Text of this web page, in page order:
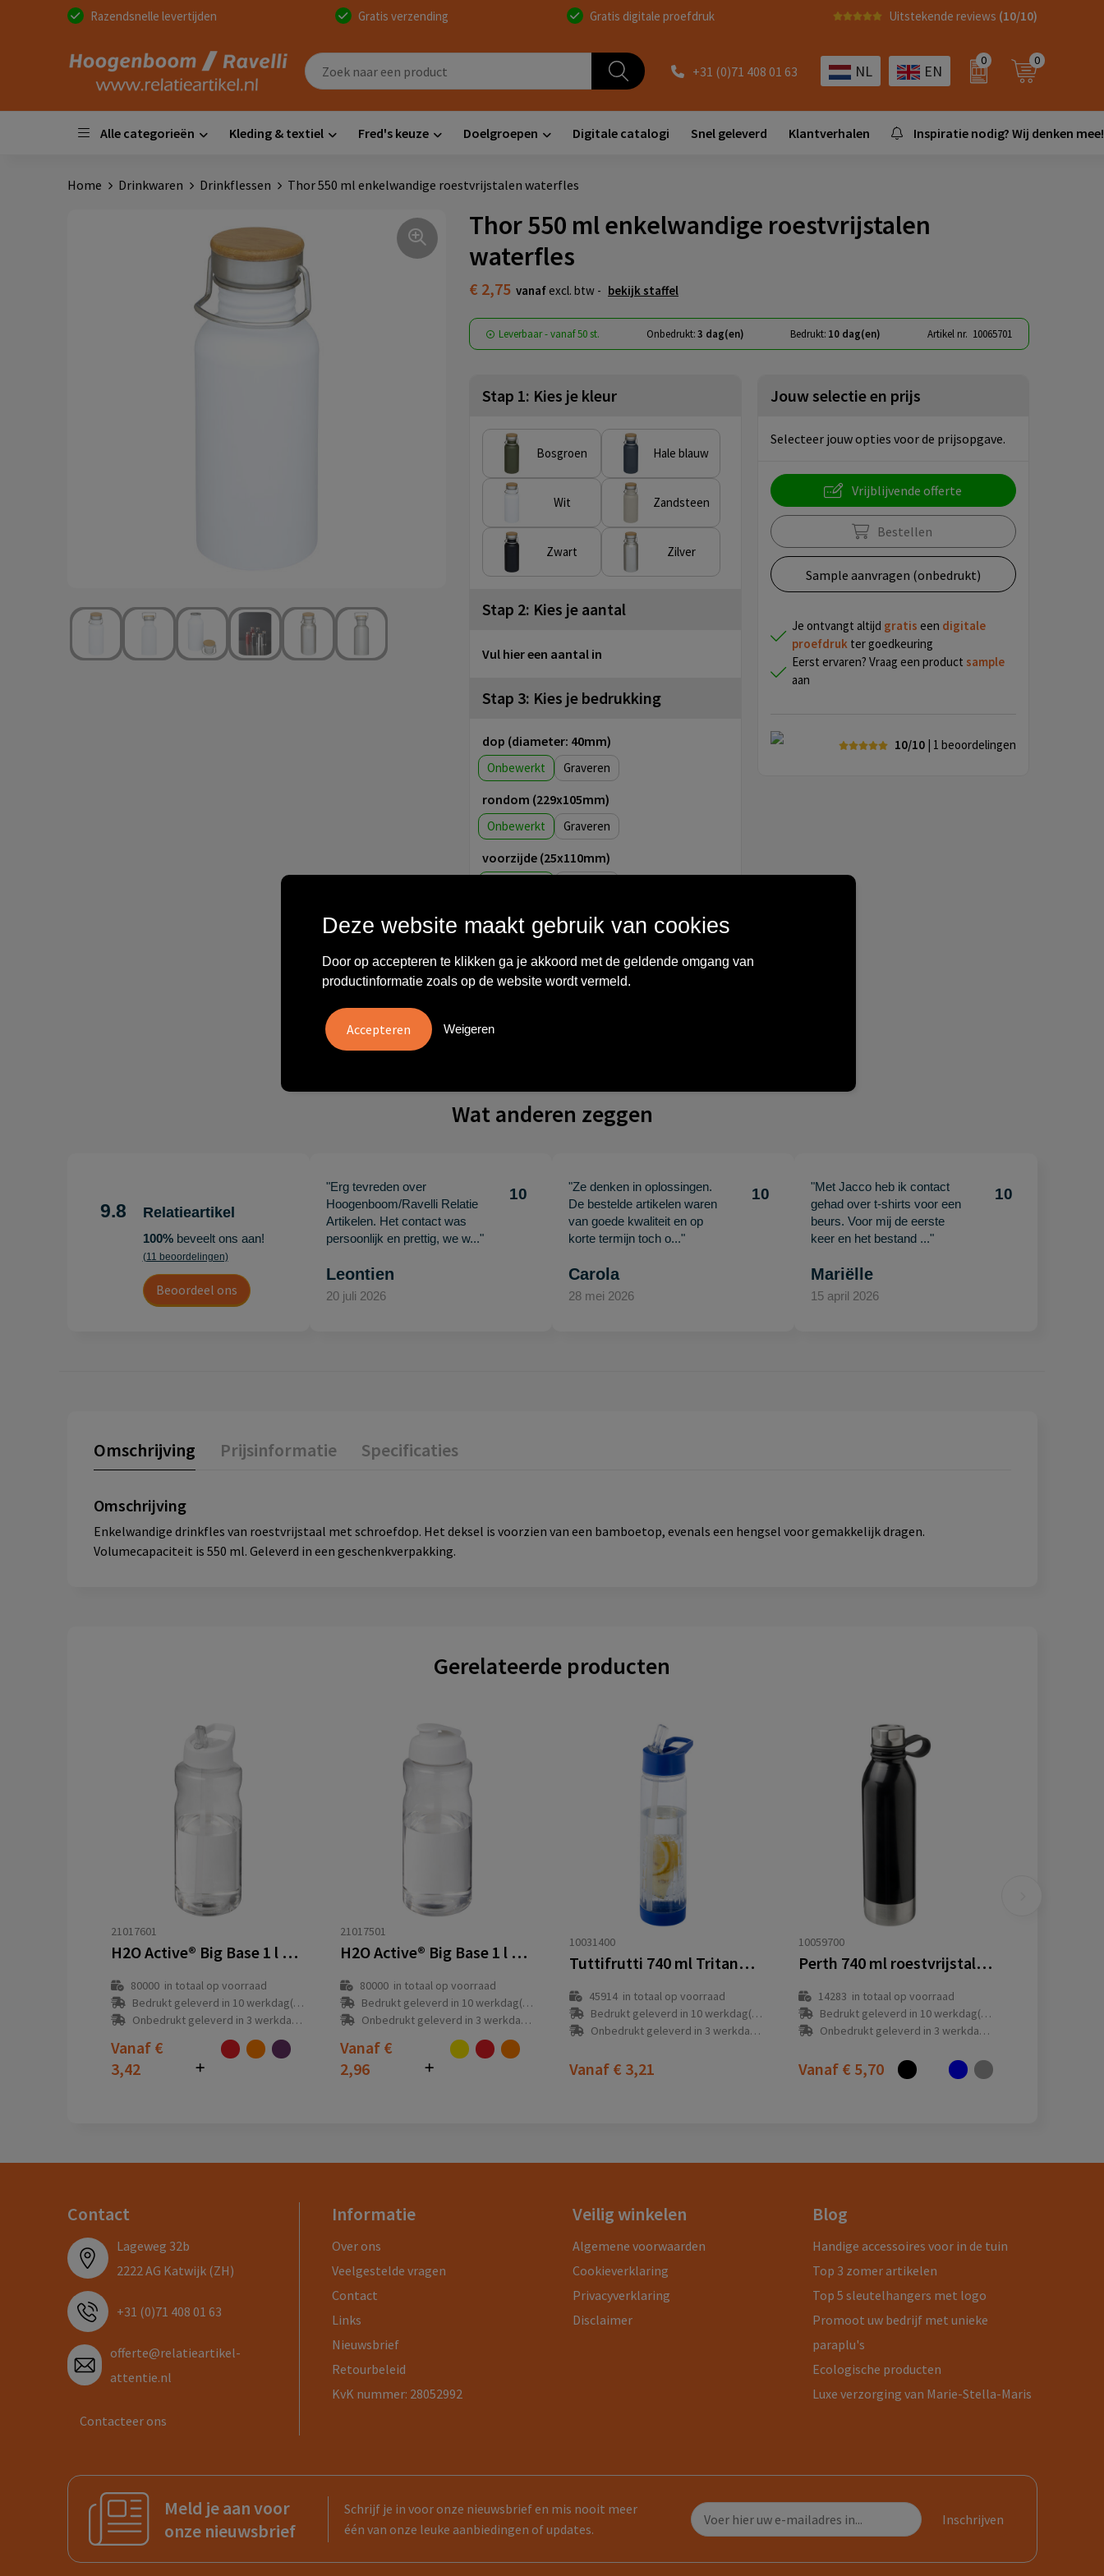
Razendsnelle levertijden Gratis verzending Gratis digitale proefdruk Uitstekende reviews (10/10)
+31 (0)71 408 01 63 NL EN
0 0
Alle categorieën Kleding & textiel Fred's keuze Doelgroepen Digitale catalogi Snel geleverd Klantverhalen Inspiratie nodig? Wij denken mee!
Home Drinkwaren Drinkflessen Thor 550 ml enkelwandige roestvrijstalen waterfles
Thor 550 ml enkelwandige roestvrijstalen
waterfles
€ 2,75 vanaf excl. btw - bekijk staffel
Leverbaar-vanaf50 st. Onbedrukt:3 dag(en) Bedrukt: 10 dag(en) Artikel nr. 10065701
Stap 1: Kies je kleur
Bosgroen Hale blauw
Wit Zandsteen
Zwart Zilver
Stap 2: Kies je aantal
Vul hier een aantal in
Stap 3: Kies je bedrukking
dop (diameter: 40mm)
Onbewerkt Graveren
rondom (229x105mm)
Onbewerkt Graveren
voorzijde (25x110mm)
rondom (231x116mm)
Onbewerkt
voorzijde (30x70mm)
2
Jouw selectie en prijs
Selecteer jouw opties voor de prijsopgave.
Vrijblijvende offerte
Bestellen
Sample aanvragen (onbedrukt)
Je ontvangt altijd gratis een digitale
proefdrukter goedkeuring
Eerst ervaren? Vraag een product sample
aan
10/10 | 1 beoordelingen
Wat anderen zeggen
9.8 Relatieartikel
100%beveelt ons aan!
(11 beoordelingen)
Beoordeel ons
"Erg tevreden over
Hoogenboom/Ravelli Relatie
Artikelen. Het contact was
persoonlijk en prettig, we w..."
10
Leontien
20 juli 2026
"Ze denken in oplossingen.
De bestelde artikelen waren
van goede kwaliteit en op
korte termijn toch o..."
10
Carola
28 mei 2026
"Met Jacco heb ik contact
gehad over t-shirts voor een
beurs. Voor mij de eerste
keer en het bestand ..."
10
Mariëlle
15 april 2026
Omschrijving Prijsinformatie Specificaties
Omschrijving
Enkelwandige drinkfles van roestvrijstaal met schroefdop. Het deksel is voorzien van een bamboetop, evenals een hengsel voor gemakkelijk dragen.
Volumecapaciteit is 550 ml. Geleverd in een geschenkverpakking.
Gerelateerde producten
21017601
H2O Active® Big Base 1 l drinkfles met tuitdeksel
80000in totaal op voorraad
Bedrukt geleverd in 10 werkdag(en)
Onbedrukt geleverd in 3 werkdag(en)
Vanaf €
3,42
21017501
H2O Active® Big Base 1 l drinkfles met klapdeksel
80000in totaal op voorraad
Bedrukt geleverd in 10 werkdag(en)
Onbedrukt geleverd in 3 werkdag(en)
Vanaf €
2,96
10031400
Tuttifrutti 740 ml Tritan™ infuser drinkfles
45914 in totaal op voorraad
Bedrukt geleverd in 10 werkdag(en)
Onbedrukt geleverd in 3 werkdag(en)
Vanaf € 3,21
10059700
Perth 740 ml roestvrijstalen drinkfles
14283 in totaal op voorraad
Bedrukt geleverd in 10 werkdag(en)
Onbedrukt geleverd in 3 werkdag(en)
Vanaf € 5,70
Contact
Lageweg 32b
2222 AG Katwijk (ZH)
+31 (0)71 408 01 63
offerte@relatieartikel-
attentie.nl
Contacteer ons
Informatie
Over ons
Veelgestelde vragen
Contact
Links
Nieuwsbrief
Retourbeleid
KvK nummer: 28052992
Veilig winkelen
Algemene voorwaarden
Cookieverklaring
Privacyverklaring
Disclaimer
Blog
Handige accessoires voor in de tuin
Top 3 zomer artikelen
Top 5 sleutelhangers met logo
Promoot uw bedrijf met unieke
paraplu's
Ecologische producten
Luxe verzorging van Marie-Stella-Maris
Meld je aan voor
onze nieuwsbrief
Schrijf je in voor onze nieuwsbrief en mis nooit meer
één van onze leuke aanbiedingen of updates.
Deze website maakt gebruik van cookies
Door op accepteren te klikken ga je akkoord met de geldende omgang van
productinformatie zoals op de website wordt vermeld.
Weigeren